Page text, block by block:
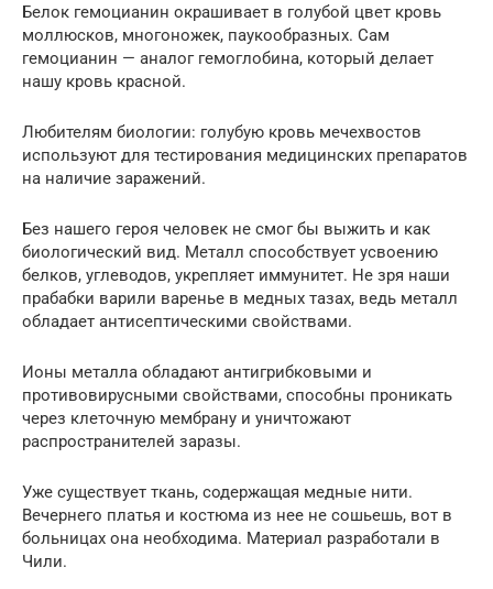
Белок гемоцианин окрашивает в голубой цвет кровь
моллюсков, многоножек, паукообразных. Сам
гемоцианин — аналог гемоглобина, который делает
нашу кровь красной.
Любителям биологии: голубую кровь мечехвостов
используют для тестирования медицинских препаратов
на наличие заражений.
Без нашего героя человек не смог бы выжить и как
биологический вид. Металл способствует усвоению
белков, углеводов, укрепляет иммунитет. Не зря наши
прабабки варили варенье в медных тазах, ведь металл
обладает антисептическими свойствами.
Ионы металла обладают антигрибковыми и
противовирусными свойствами, способны проникать
через клеточную мембрану и уничтожают
распространителей заразы.
Уже существует ткань, содержащая медные нити.
Вечернего платья и костюма из нее не сошьешь, вот в
больницах она необходима. Материал разработали в
Чили.